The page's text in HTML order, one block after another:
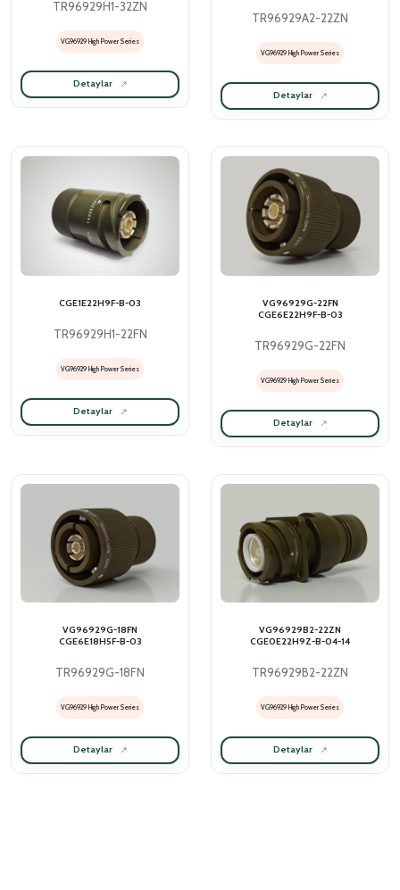
TR96929H1-32ZN
VG96929 High Power Series
Detaylar
TR96929A2-22ZN
VG96929 High Power Series
Detaylar
CGE1E22H9F-B-03
TR96929H1-22FN
VG96929 High Power Series
Detaylar
VG96929G-22FN
CGE6E22H9F-B-03
TR96929G-22FN
VG96929 High Power Series
Detaylar
VG96929G-18FN
CGE6E18H5F-B-03
TR96929G-18FN
VG96929 High Power Series
Detaylar
VG96929B2-22ZN
CGE0E22H9Z-B-04-14
TR96929B2-22ZN
VG96929 High Power Series
Detaylar